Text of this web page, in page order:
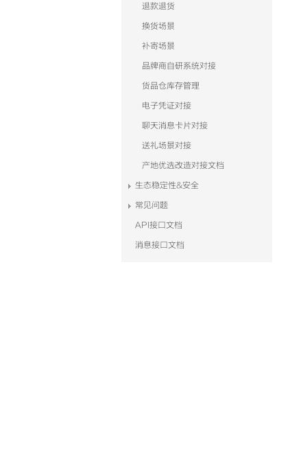
退款退货
换货场景
补寄场景
品牌商自研系统对接
货品仓库存管理
电子凭证对接
聊天消息卡片对接
送礼场景对接
产地优选改造对接文档
生态稳定性&安全
常见问题
API接口文档
消息接口文档